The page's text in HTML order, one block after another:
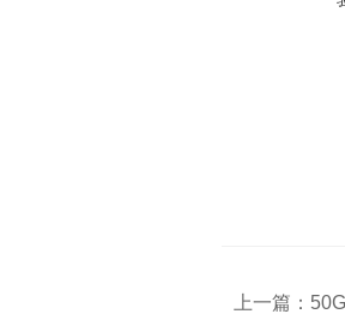
上一篇：